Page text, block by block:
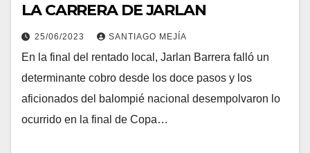
LA CARRERA DE JARLAN
25/06/2023 SANTIAGO MEJÍA
En la final del rentado local, Jarlan Barrera falló un
determinante cobro desde los doce pasos y los
aficionados del balompié nacional desempolvaron lo
ocurrido en la final de Copa…